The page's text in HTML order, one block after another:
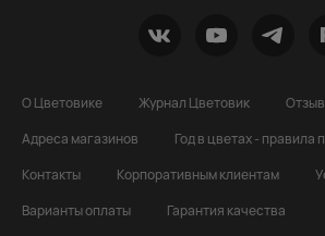
О Цветовике Журнал Цветовик
Адреса магазинов
Год в цветах - правила
Контакты
Корпоративным клиентам
Варианты оплаты
Гарантия качества